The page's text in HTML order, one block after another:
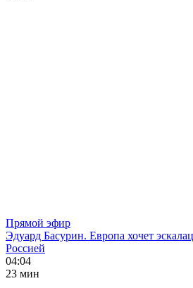
Прямой эфир
Эдуард Басурин. Европа хочет
Россией
04:04
23 мин